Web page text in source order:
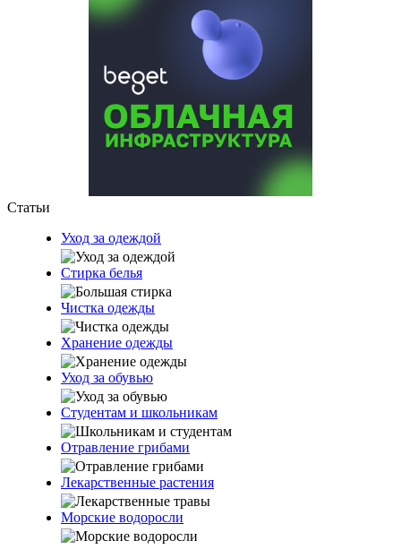
Статьи
Уход за одеждой
Стирка белья
Чистка одежды
Хранение одежды
Уход за обувью
Студентам и школьникам
Отравление грибами
Лекарственные растения
Морские водоросли